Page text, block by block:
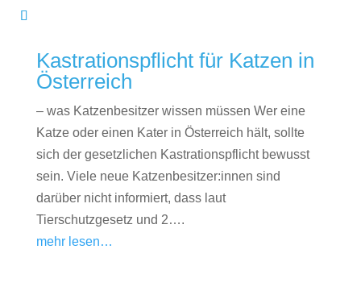
Kastrationspflicht für Katzen in
Österreich
– was Katzenbesitzer wissen müssen Wer eine
Katze oder einen Kater in Österreich hält, sollte
sich der gesetzlichen Kastrationspflicht bewusst
sein. Viele neue Katzenbesitzer:innen sind
darüber nicht informiert, dass laut
Tierschutzgesetz und 2….
mehr lesen…